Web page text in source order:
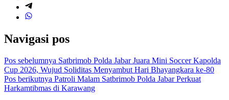
Navigasi pos
Pos sebelumnya Satbrimob Polda Jabar Juara Mini Soccer Kapolda
Cup 2026, Wujud Soliditas Menyambut Hari Bhayangkara ke-80
Pos berikutnya Patroli Malam Satbrimob Polda Jabar Perkuat
Harkamtibmas di Karawang